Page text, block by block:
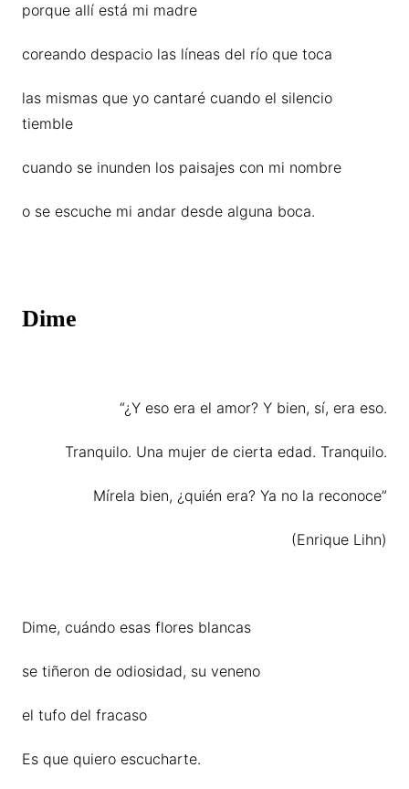
porque allí está mi madre
coreando despacio las líneas del río que toca
las mismas que yo cantaré cuando el silencio
tiemble
cuando se inunden los paisajes con mi nombre
o se escuche mi andar desde alguna boca.
Dime
“¿Y eso era el amor? Y bien, sí, era eso.
Tranquilo. Una mujer de cierta edad. Tranquilo.
Mírela bien, ¿quién era? Ya no la reconoce”
(Enrique Lihn)
Dime, cuándo esas flores blancas
se tiñeron de odiosidad, su veneno
el tufo del fracaso
Es que quiero escucharte.